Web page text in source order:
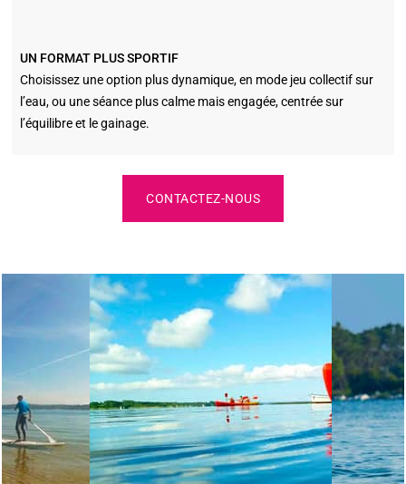
UN FORMAT PLUS SPORTIF
Choisissez une option plus dynamique, en mode jeu collectif sur
l’eau, ou une séance plus calme mais engagée, centrée sur
l’équilibre et le gainage.
CONTACTEZ-NOUS